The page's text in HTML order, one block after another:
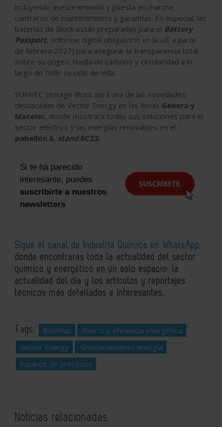
incluyendo asesoramiento y puesta en marcha,
contratos de mantenimiento y garantías. En especial, las
baterías de Block están preparadas para el Battery
Passport, (informe digital obligatorio en la UE a partir
de febrero 2027) para asegurar la transparencia total
sobre su origen, huella de carbono y circularidad a lo
largo de todo su ciclo de vida.
SUNVEC Storage Block será una de las novedades
destacadas de Vector Energy en las ferias Genera y
Matelec, donde mostrará todas sus soluciones para el
sector eléctrico y las energías renovables en el
pabellón 8, stand8C22.
Si te ha parecido
interesante, puedes
suscribirte a nuestros
newsletters
Sigue el canal de Industria Química en WhatsApp,
donde encontrarás toda la actualidad del sector
químico y energético en un solo espacio: la
actualidad del día y los artículos y reportajes
técnicos más detallados e interesantes.
Tags: Baterías
Ahorro y eficiencia energética
Vector Energy
Almacenamiento energía
Equipos de procesos
Noticias relacionadas